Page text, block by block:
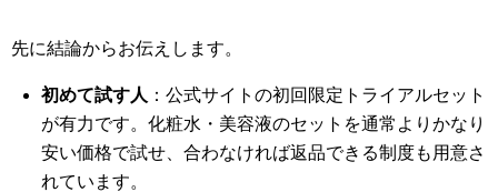
先に結論からお伝えします。
初めて試す人 ：公式サイトの初回限定トライアルセット
が有力です。化粧水・美容液のセットを通常よりかなり
安い価格で試せ、合わなければ返品できる制度も用意さ
れています。